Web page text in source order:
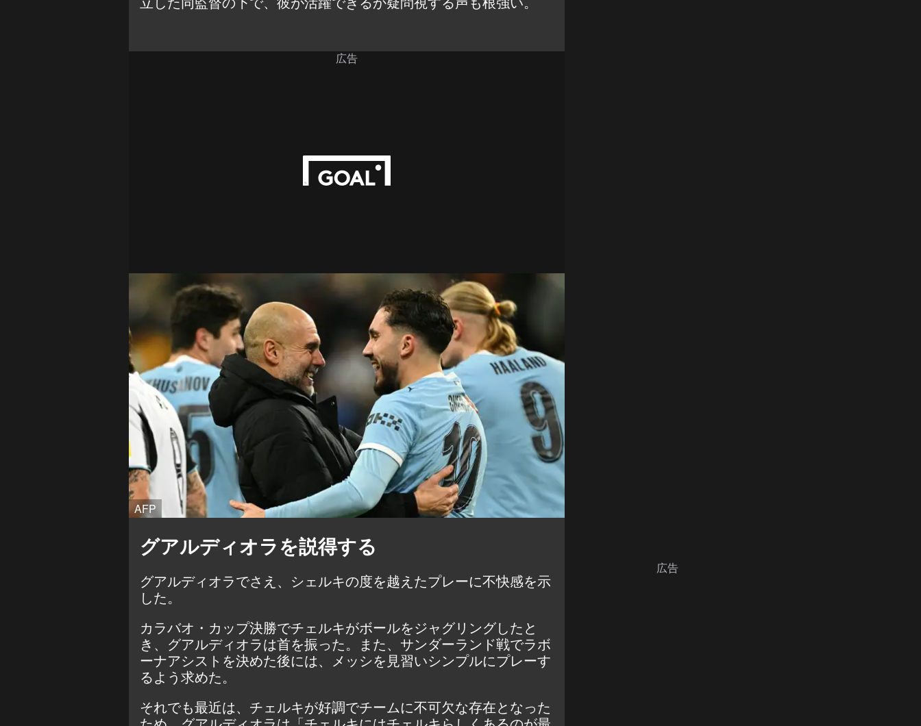
広告
AFP
グアルディオラを説得する
グアルディオラでさえ、シェルキの度を越えたプレーに不快感を示
した。
カラバオ・カップ決勝でチェルキがボールをジャグリングしたと
き、グアルディオラは首を振った。また、サンダーランド戦でラボ
ーナアシストを決めた後には、メッシを見習いシンプルにプレーす
るよう求めた。
それでも最近は、チェルキが好調でチームに不可欠な存在となった